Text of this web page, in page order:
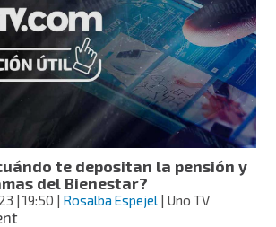
dobles!
Tips
para
retirar
tu
dinero
pensión
de
manera
segura
te depositan la pensión y
del Bienestar?
| 19:50 | Rosalba Espejel | Uno TV
on